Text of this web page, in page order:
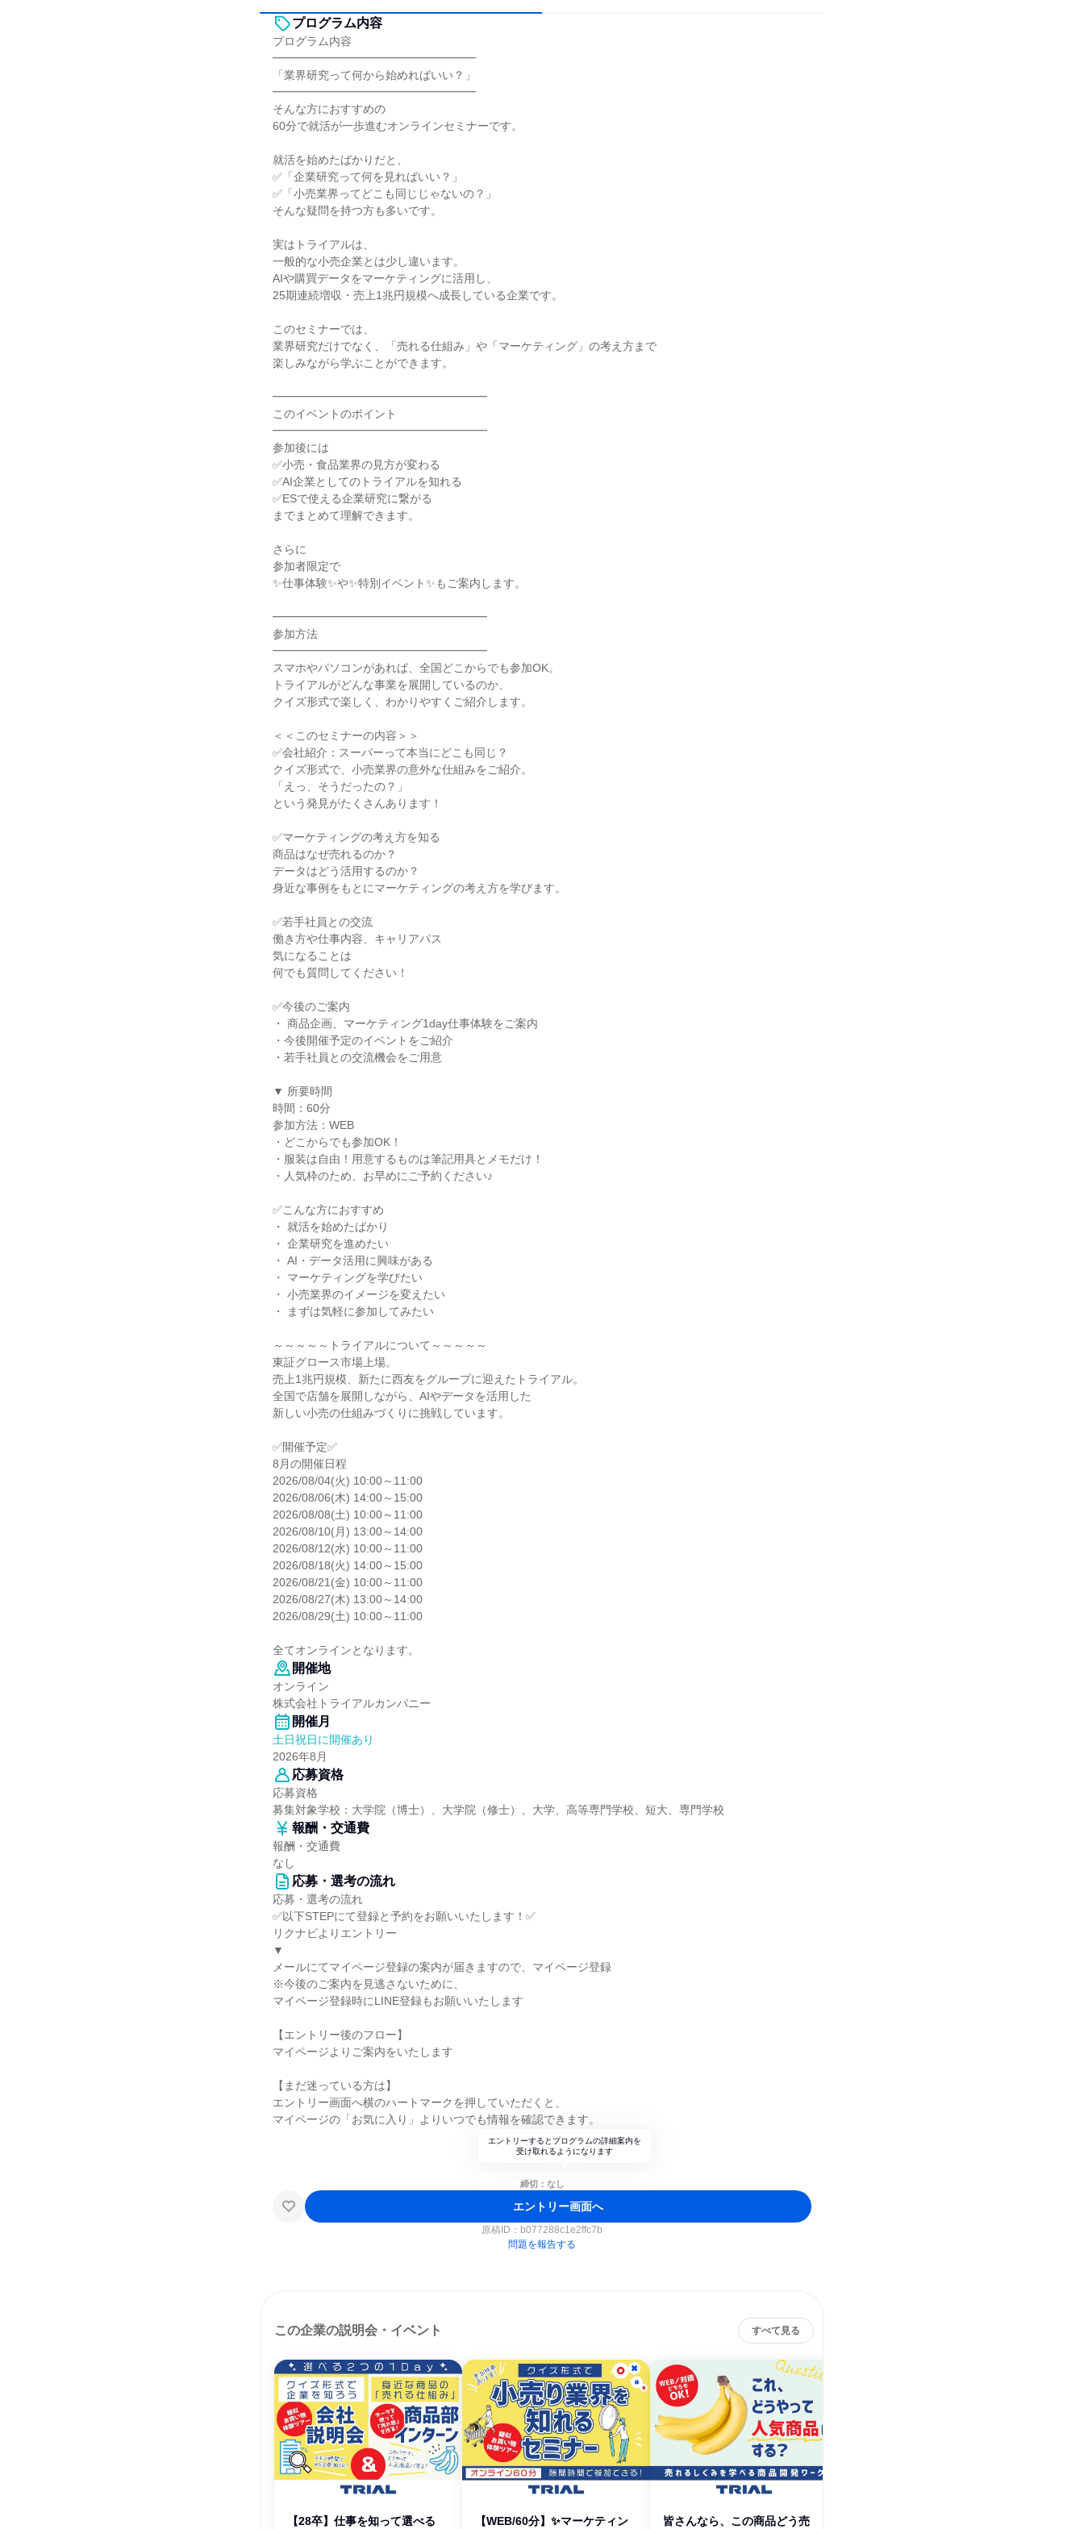
プログラム内容
プログラム内容
━━━━━━━━━━━━━━━━━━
「業界研究って何から始めればいい？」
━━━━━━━━━━━━━━━━━━
そんな方におすすめの
60分で就活が一歩進むオンラインセミナーです。
就活を始めたばかりだと、
✅「企業研究って何を見ればいい？」
✅「小売業界ってどこも同じじゃないの？」
そんな疑問を持つ方も多いです。
実はトライアルは、
一般的な小売企業とは少し違います。
AIや購買データをマーケティングに活用し、
25期連続増収・売上1兆円規模へ成長している企業です。
このセミナーでは、
業界研究だけでなく、「売れる仕組み」や「マーケティング」の考え方まで
楽しみながら学ぶことができます。
━━━━━━━━━━━━━━━━━━━
このイベントのポイント
━━━━━━━━━━━━━━━━━━━
参加後には
✅小売・食品業界の見方が変わる
✅AI企業としてのトライアルを知れる
✅ESで使える企業研究に繋がる
までまとめて理解できます。
さらに
参加者限定で
✨仕事体験✨や✨特別イベント✨もご案内します。
━━━━━━━━━━━━━━━━━━━
参加方法
━━━━━━━━━━━━━━━━━━━
スマホやパソコンがあれば、全国どこからでも参加OK。
トライアルがどんな事業を展開しているのか、
クイズ形式で楽しく、わかりやすくご紹介します。
＜＜このセミナーの内容＞＞
✅会社紹介：スーパーって本当にどこも同じ？
クイズ形式で、小売業界の意外な仕組みをご紹介。
「えっ、そうだったの？」
という発見がたくさんあります！
✅マーケティングの考え方を知る
商品はなぜ売れるのか？
データはどう活用するのか？
身近な事例をもとにマーケティングの考え方を学びます。
✅若手社員との交流
働き方や仕事内容、キャリアパス
気になることは
何でも質問してください！
✅今後のご案内
・ 商品企画、マーケティング1day仕事体験をご案内
・今後開催予定のイベントをご紹介
・若手社員との交流機会をご用意
▼ 所要時間
時間：60分
参加方法：WEB
・どこからでも参加OK！
・服装は自由！用意するものは筆記用具とメモだけ！
・人気枠のため、お早めにご予約ください♪
✅こんな方におすすめ
・ 就活を始めたばかり
・ 企業研究を進めたい
・ AI・データ活用に興味がある
・ マーケティングを学びたい
・ 小売業界のイメージを変えたい
・ まずは気軽に参加してみたい
～～～～～トライアルについて～～～～～
東証グロース市場上場。
売上1兆円規模、新たに西友をグループに迎えたトライアル。
全国で店舗を展開しながら、AIやデータを活用した
新しい小売の仕組みづくりに挑戦しています。
✅開催予定✅
8月の開催日程
2026/08/04(火) 10:00～11:00
2026/08/06(木) 14:00～15:00
2026/08/08(土) 10:00～11:00
2026/08/10(月) 13:00～14:00
2026/08/12(水) 10:00～11:00
2026/08/18(火) 14:00～15:00
2026/08/21(金) 10:00～11:00
2026/08/27(木) 13:00～14:00
2026/08/29(土) 10:00～11:00
全てオンラインとなります。
開催地
オンライン
株式会社トライアルカンパニー
開催月
土日祝日に開催あり
2026年8月
応募資格
応募資格
募集対象学校：大学院（博士）、大学院（修士）、大学、高等専門学校、短大、専門学校
報酬・交通費
報酬・交通費
なし
応募・選考の流れ
応募・選考の流れ
✅以下STEPにて登録と予約をお願いいたします！✅
リクナビよりエントリー
▼
メールにてマイページ登録の案内が届きますので、マイページ登録
※今後のご案内を見逃さないために、
マイページ登録時にLINE登録もお願いいたします
【エントリー後のフロー】
マイページよりご案内をいたします
【まだ迷っている方は】
エントリー画面へ横のハートマークを押していただくと、
マイページの「お気に入り」よりいつでも情報を確認できます。
エントリーするとプログラムの詳細案内を
受け取れるようになります
締切：なし
エントリー画面へ
原稿ID： b077288c1e2ffc7b
問題を報告する
この企業の説明会・イベント すべて見る
【28卒】仕事を知って選べる 【WEB/60分】✨マーケティン 皆さんなら、この商品どう売